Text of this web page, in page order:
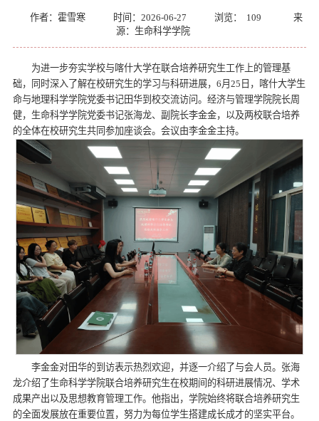
作者：霍雪寒 时间：2026-06-27 浏览： 109
来
源：生命科学学院
为进一步夯实学校与喀什大学在联合培养研究生工作上的管理基
础，同时深入了解在校研究生的学习与科研进展，6月25日，喀什大学生
命与地理科学学院党委书记田华到校交流访问。经济与管理学院院长周
健，生命科学学院党委书记张海龙、副院长李金金，以及两校联合培养
的全体在校研究生共同参加座谈会。会议由李金金主持。
李金金对田华的到访表示热烈欢迎，并逐一介绍了与会人员。张海
龙介绍了生命科学学院联合培养研究生在校期间的科研进展情况、学术
成果产出以及思想教育管理工作。他指出，学院始终将联合培养研究生
的全面发展放在重要位置，努力为每位学生搭建成长成才的坚实平台。